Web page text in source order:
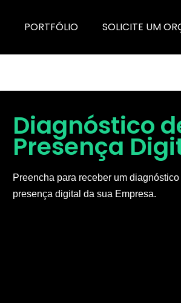
PORTFÓLIO SOLICITE UM
Diagnóstico
Presença
Preencha para receber um
presença digital da sua Empresa.